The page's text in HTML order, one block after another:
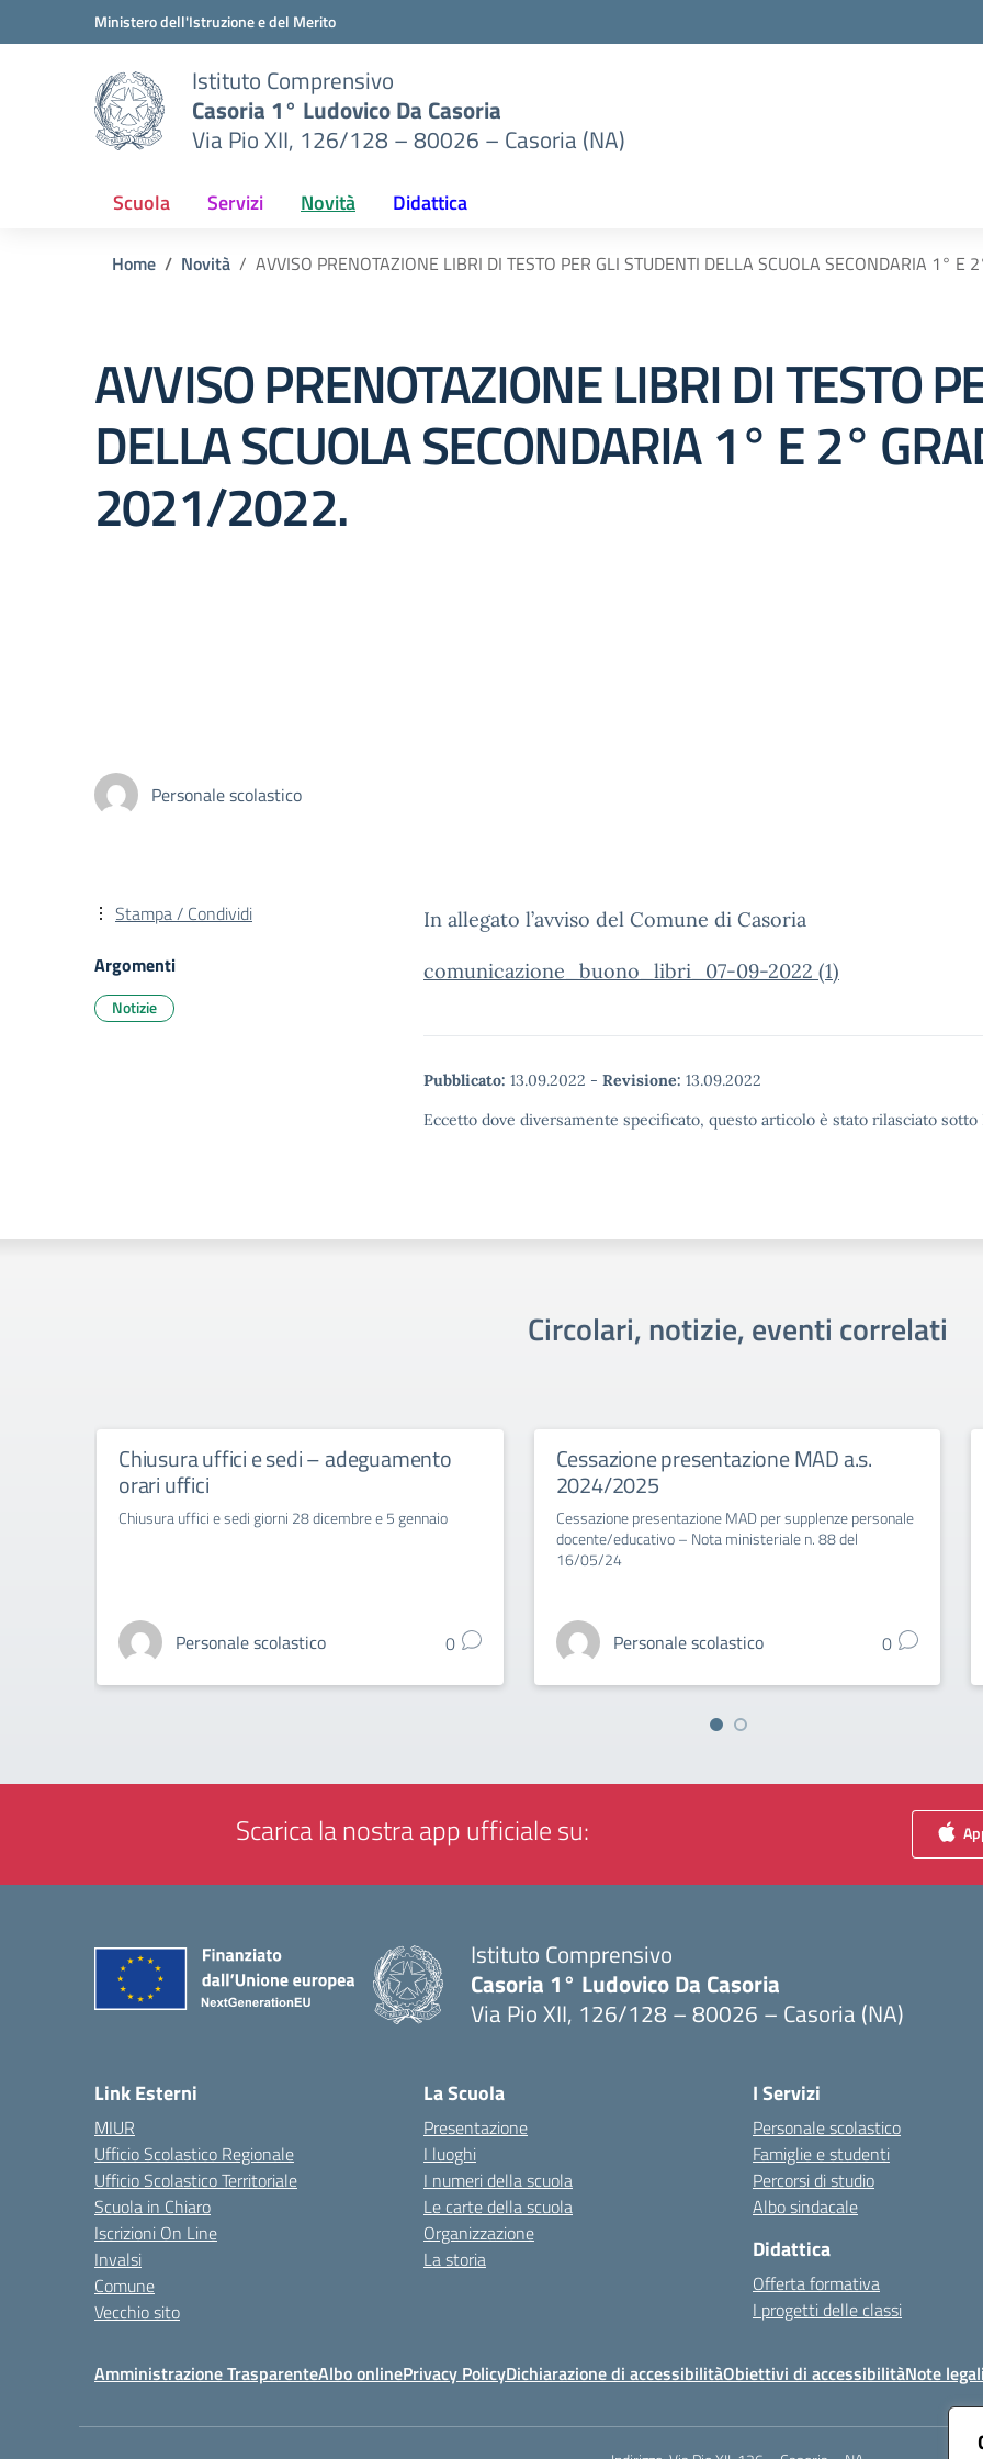
Vai ai contenuti
Vai al menu di navigazioneMinistero dell'Istruzione e del Merito
Istituto Comprensivo
Casoria 1° Ludovico Da Casoria
Via Pio XII, 126/128 – 80026 – Casoria (NA)
Scuola Servizi Novità Didattica
Home Novità AVVISO PRENOTAZIONE LIBRI DI TESTO PER GLI STUDENTI DELLA SCUOLA SECONDARIA 1°
AVVISO PRENOTAZIONE LIBRI DI TESTO
DELLA SCUOLA SECONDARIA 1° E 2°
2021/2022.
Personale scolastico
In allegato l’avviso del Comune di Casoria
comunicazione_buono_libri_07-09-2022 (1)
Pubblicato: 13.09.2022 - Revisione: 13.09.2022
Eccetto dove diversamente specificato, questo articolo è stato rilasciato
Stampa / Condividi
Argomenti
Notizie
Circolari, notizie, eventi correlati
Chiusura uffici e sedi – adeguamento
orari uffici
Chiusura uffici e sedi giorni 28 dicembre e 5 gennaio
Personale scolastico 0
Cessazione presentazione MAD a.s.
2024/2025
Cessazione presentazione MAD per supplenze personale
docente/educativo – Nota ministeriale n. 88 del
16/05/24
Personale scolastico 0
Scarica la nostra app ufficiale su:
Istituto Comprensivo
Casoria 1° Ludovico Da Casoria
Via Pio XII, 126/128 – 80026 – Casoria (NA)
Link Esterni
MIUR
Ufficio Scolastico Regionale
Ufficio Scolastico Territoriale
Scuola in Chiaro
Iscrizioni On Line
Invalsi
Comune
Vecchio sito
La Scuola
Presentazione
I luoghi
I numeri della scuola
Le carte della scuola
Organizzazione
La storia
I Servizi
Personale scolastico
Famiglie e studenti
Percorsi di studio
Albo sindacale
Didattica
Offerta formativa
I progetti delle classi
Amministrazione TrasparenteAlbo onlinePrivacy PolicyDichiarazione di accessibilitàObiettivi di accessibilitàNote